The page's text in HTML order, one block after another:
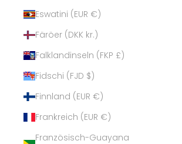
Eswatini (EUR €)
Färöer (DKK kr.)
Falklandinseln (FKP £)
Fidschi (FJD $)
Finnland (EUR €)
Frankreich (EUR €)
Französisch-Guayana